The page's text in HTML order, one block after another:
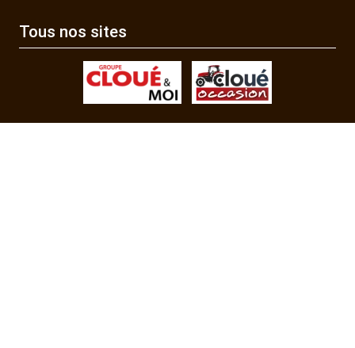
Tous nos sites